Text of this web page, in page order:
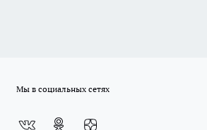
Мы в социальных сетях